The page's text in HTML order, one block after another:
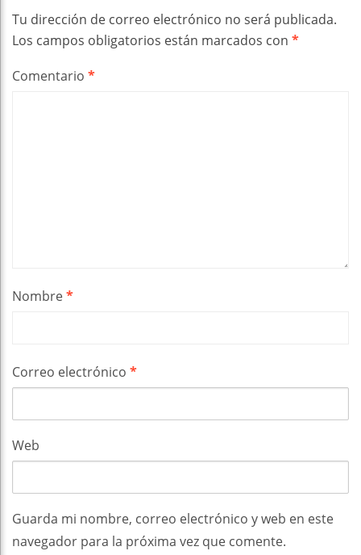
Tu dirección de correo electrónico no será publicada.
Los campos obligatorios están marcados con *
Comentario *
Nombre*
Correo electrónico *
Web
Guarda mi nombre, correo electrónico y web en este
navegador para la próxima vez que comente.